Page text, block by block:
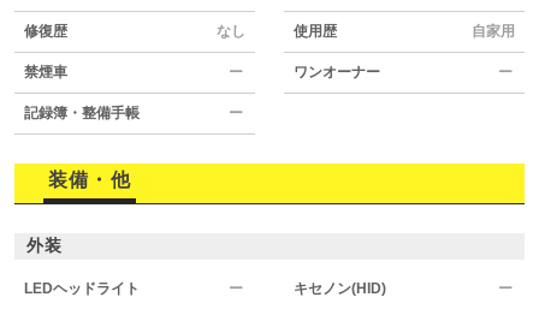
修復歴 なし 使用歴 自家用
禁煙車 ー ワンオーナー ー
記録簿・整備手帳 ー
装備・他
外装
LEDヘッドライト ー キセノン(HID) ー